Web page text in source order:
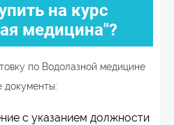
на курс
медицина"?
по Водолазной медицине
документы:
с указанием должности